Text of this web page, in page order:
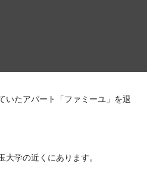
いたアパート「ファミーユ」を退
大学の近くにあります。